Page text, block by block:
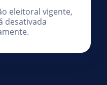
eleitoral vigente,
desativada